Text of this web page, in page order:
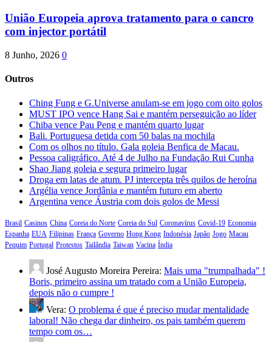
União Europeia aprova tratamento para o cancro
com injector portátil
8 Junho, 2026 0
Outros
Ching Fung e G.Universe anulam-se em jogo com oito golos
MUST IPO vence Hang Sai e mantém perseguição ao líder
Chiba vence Pau Peng e mantém quarto lugar
Bali. Portuguesa detida com 50 balas na mochila
Com os olhos no título. Gala goleia Benfica de Macau.
Pessoa caligráfico. Até 4 de Julho na Fundação Rui Cunha
Shao Jiang goleia e segura primeiro lugar
Droga em latas de atum. PJ intercepta três quilos de heroína
Argélia vence Jordânia e mantém futuro em aberto
Argentina vence Áustria com dois golos de Messi
Brasil Casinos China Coreia do Norte Coreia do Sul Coronavírus Covid-19 Economia
Espanha EUA Filipinas França Governo Hong Kong Indonésia Japão Jogo Macau
Pequim Portugal Protestos Tailândia Taiwan Vacina Índia
José Augusto Moreira Pereira: Mais uma "trumpalhada" !
Boris, primeiro assina um tratado com a União Europeia,
depois não o cumpre !
Vera: O problema é que é preciso mudar mentalidade
laboral! Não chega dar dinheiro, os pais também querem
tempo com os…